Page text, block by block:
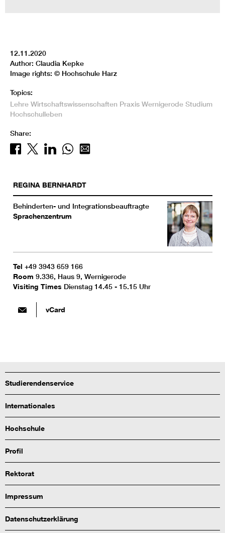
12.11.2020
Author: Claudia Kepke
Image rights: © Hochschule Harz
Topics:
Lehre Wirtschaftswissenschaften Praxis Wernigerode Studium
Hochschulleben
Share:
REGINA BERNHARDT
Behinderten- und Integrationsbeauftragte
Sprachenzentrum
Tel +49 3943 659 166
Room 9.336, Haus 9, Wernigerode
Visiting Times Dienstag 14.45 - 15.15 Uhr
vCard
Studierendenservice
Internationales
Hochschule
Profil
Rektorat
Impressum
Datenschutzerklärung